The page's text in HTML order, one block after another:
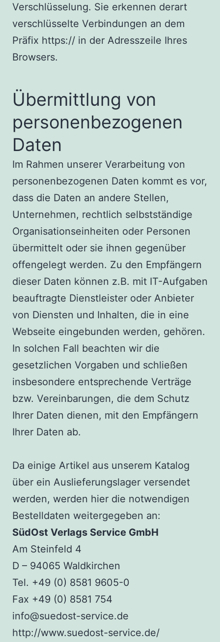
Verschlüsselung. Sie erkennen derart
verschlüsselte Verbindungen an dem
Präfix https:// in der Adresszeile Ihres
Browsers.
Übermittlung von
personenbezogenen
Daten
Im Rahmen unserer Verarbeitung von
personenbezogenen Daten kommt es vor,
dass die Daten an andere Stellen,
Unternehmen, rechtlich selbstständige
Organisationseinheiten oder Personen
übermittelt oder sie ihnen gegenüber
offengelegt werden. Zu den Empfängern
dieser Daten können z.B. mit IT-Aufgaben
beauftragte Dienstleister oder Anbieter
von Diensten und Inhalten, die in eine
Webseite eingebunden werden, gehören.
In solchen Fall beachten wir die
gesetzlichen Vorgaben und schließen
insbesondere entsprechende Verträge
bzw. Vereinbarungen, die dem Schutz
Ihrer Daten dienen, mit den Empfängern
Ihrer Daten ab.
Da einige Artikel aus unserem Katalog
über ein Auslieferungslager versendet
werden, werden hier die notwendigen
Bestelldaten weitergegeben an:
SüdOst Verlags Service GmbH
Am Steinfeld 4
D – 94065 Waldkirchen
Tel. +49 (0) 8581 9605-0
Fax +49 (0) 8581 754
info@suedost-service.de
http://www.suedost-service.de/